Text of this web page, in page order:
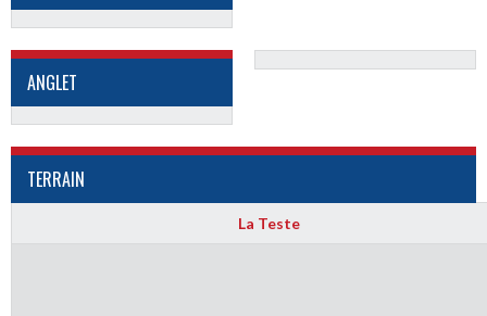
ANGLET
TERRAIN
La Teste